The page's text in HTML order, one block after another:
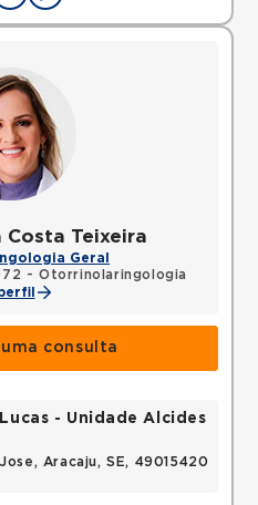
Costa Teixeira
Geral
- Otorrinolaringologia
consulta
- Unidade Alcides
Aracaju, SE, 49015420